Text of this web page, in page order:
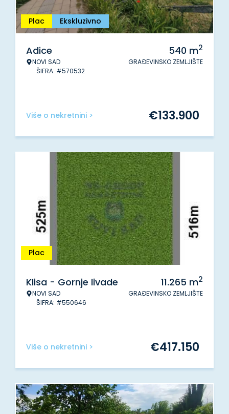
Plac Ekskluzivno
Adice
NOVI SAD
ŠIFRA: #570532
540 m2
GRAĐEVINSKO ZEMLJIŠTE
Više o nekretnini > €133.900
Plac
Klisa - Gornje livade
NOVI SAD
ŠIFRA: #550646
11.265 m2
GRAĐEVINSKO ZEMLJIŠTE
Više o nekretnini > €417.150